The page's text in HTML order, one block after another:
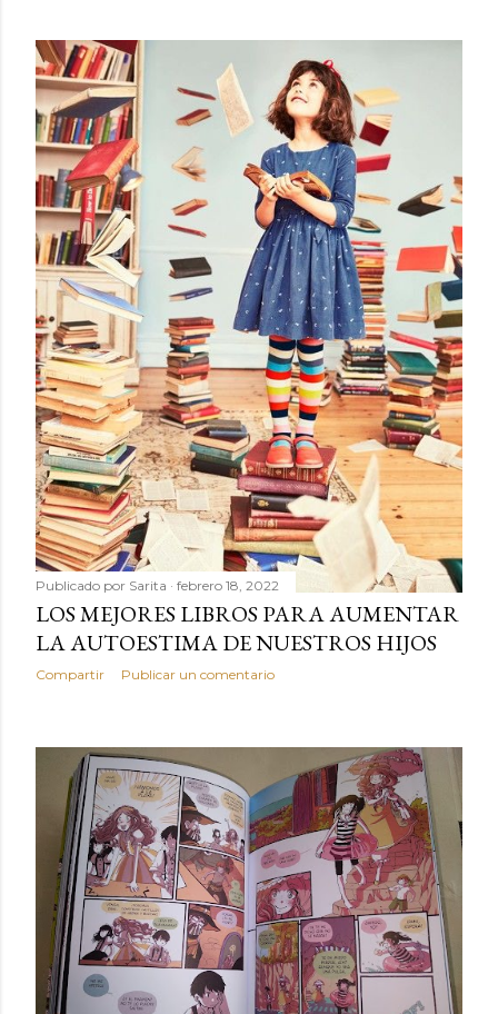
Publicado por Sarita febrero 18, 2022
LOS MEJORES LIBROS PARA AUMENTAR
LA AUTOESTIMA DE NUESTROS HIJOS
Compartir Publicar un comentario